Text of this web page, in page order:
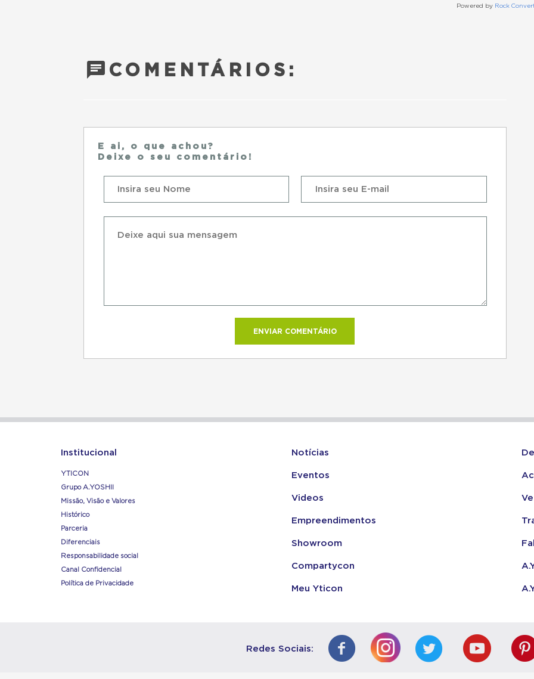
Powered by Rock
COMENTÁRIOS:
E ai, o que achou?
Deixe o seu comentário!
Institucional
YTICON
Grupo A.YOSHII
Missão, Visão e Valores
Histórico
Parceria
Diferenciais
Responsabilidade social
Canal Confidencial
Política de Privacidade
Notícias
Eventos
Videos
Empreendimentos
Showroom
Compartycon
Meu Yticon
Redes Sociais: